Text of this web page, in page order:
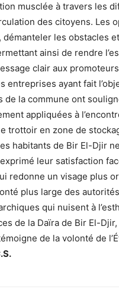
musclée à travers les
des citoyens. Les
les obstacles
ainsi de rendre
clair aux
entreprises ayant fait
de la commune ont
appliquées à
trottoir en zone de
habitants de Bir El-Djir
leur satisfaction
redonne un visage plus
plus large des
qui nuisent à
de la Daïra de Bir El-
de la volonté de